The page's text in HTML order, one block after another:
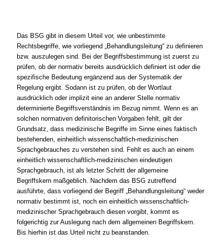
Das BSG gibt in diesem Urteil vor, wie unbestimmte
Rechtsbegriffe, wie vorliegend „Behandlungsleitung“ zu definieren
bzw. auszulegen sind. Bei der Begriffsbestimmung ist zuerst zu
prüfen, ob der normativ bereits ausdrücklich definiert ist oder die
spezifische Bedeutung ergänzend aus der Systematik der
Regelung ergibt. Sodann ist zu prüfen, ob der Wortlaut
ausdrücklich oder implizit eine an anderer Stelle normativ
determinierte Begriffsverständnis im Bezug nimmt. Wenn es an
solchen normativen definitorischen Vorgaben fehlt, gilt der
Grundsatz, dass medizinische Begriffe im Sinne eines faktisch
bestehenden, einheitlich wissenschaftlich-medizinischen
Sprachgebrauches zu verstehen sind. Fehlt es auch an einem
einheitlich wissenschaftlich-medizinischen eindeutigen
Sprachgebrauch, ist als letzter Schritt der allgemeine
Begriffskern maßgeblich. Nachdem das BSG zutreffend
ausführte, dass vorliegend der Begriff „Behandlungsleitung“ weder
normativ bestimmt ist, noch ein einheitlich wissenschaftlich-
medizinischer Sprachgebrauch diesen vorgibt, kommt es
folgerichtig zur Auslegung nach dem allgemeinen Begriffskern.
Bis hierhin ist das Urteil nicht zu beanstanden.